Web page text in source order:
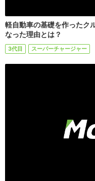
軽自動車の基礎を作ったク
なった理由とは？
3代目 スーパーチャージャー